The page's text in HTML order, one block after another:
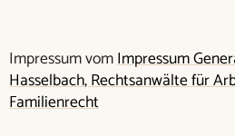
Impressum vomImpressum
Hasselbach, Rechtsanwälte für
Familienrecht